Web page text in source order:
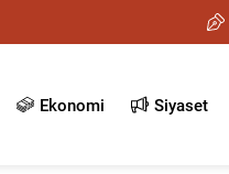
Ekonomi Siyaset